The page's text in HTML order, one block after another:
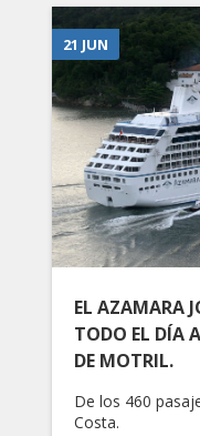
21 JUN
EL AZAMARA
TODO EL DÍA
DE MOTRIL.
De los 460
Costa.